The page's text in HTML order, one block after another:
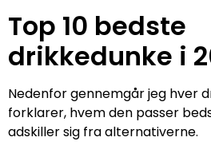
Top 10 bedste
drikkedunke i
Nedenfor gennemgår jeg hver
forklarer, hvem den passer
adskiller sig fra alternativerne.